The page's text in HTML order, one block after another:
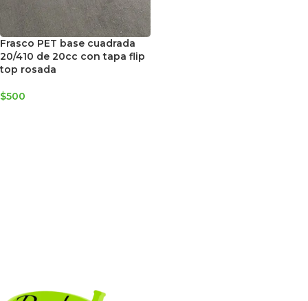
Frasco PET base cuadrada
20/410 de 20cc con tapa flip
top rosada
$500